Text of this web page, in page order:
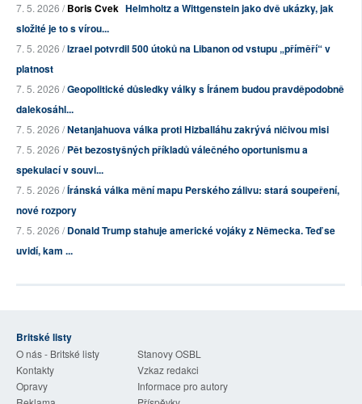
7. 5. 2026 /Boris Cvek Helmholtz a Wittgenstein jako dvě ukázky, jak
složité je to s vírou...
7. 5. 2026 /Izrael potvrdil 500 útoků na Libanon od vstupu „příměří“ v
platnost
7. 5. 2026 /Geopolitické důsledky války s Íránem budou pravděpodobně
dalekosáhl...
7. 5. 2026 /Netanjahuova válka proti Hizballáhu zakrývá ničivou misi
7. 5. 2026 /Pět bezostyšných příkladů válečného oportunismu a
spekulací v souvi...
7. 5. 2026 /Íránská válka mění mapu Perského zálivu: stará soupeření,
nové rozpory
7. 5. 2026 /Donald Trump stahuje americké vojáky z Německa. Teď se
uvidí, kam ...
Britské listy
O nás - Britské listy
Stanovy OSBL
Kontakty
Vzkaz redakci
Opravy
Informace pro autory